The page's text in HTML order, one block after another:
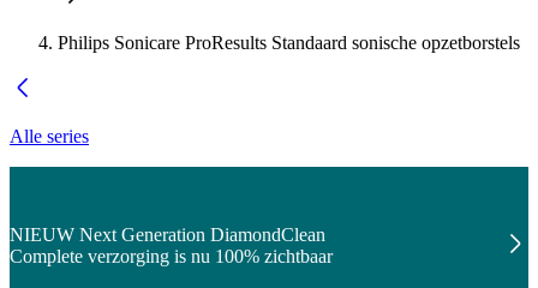
Philips Sonicare ProResults Standaard sonische opzetborstels
Alle series
NIEUW Next Generation DiamondClean
Complete verzorging is nu 100% zichtbaar